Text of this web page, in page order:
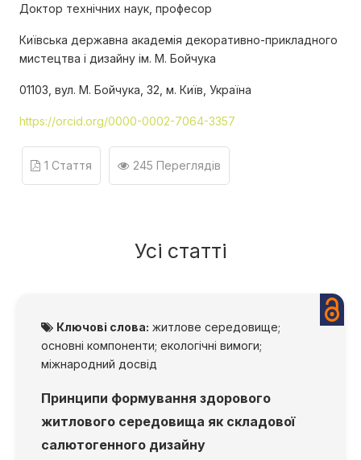
Доктор технічних наук, професор
Київська державна академія декоративно-прикладного
мистецтва і дизайну ім. М. Бойчука
01103, вул. М. Бойчука, 32, м. Київ, Україна
https://orcid.org/0000-0002-7064-3357
1 Стаття 245 Переглядів
Усі статті
Ключові слова: житлове середовище;
основні компоненти; екологічні вимоги;
міжнародний досвід
Принципи формування здорового
житлового середовища як складової
салютогенного дизайну